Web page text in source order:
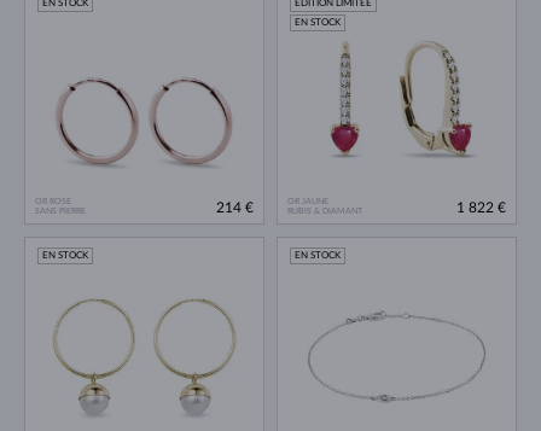
OR ROSE
SANS PIERRE
EN STOCK
214 €
OR JAUNE
RUBIS & DIAMANT
ÉDITION LIMITÉE
EN STOCK
1 822 €
EN STOCK EN STOCK